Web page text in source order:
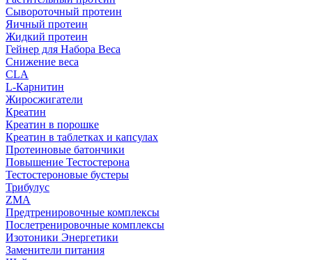
Сывороточный протеин
Яичный протеин
Жидкий протеин
Гейнер для Набора Веса
Снижение веса
CLA
L-Карнитин
Жиросжигатели
Креатин
Креатин в порошке
Креатин в таблетках и капсулах
Протеиновые батончики
Повышение Тестостерона
Тестостероновые бустеры
Трибулус
ZMA
Предтренировочные комплексы
Послетренировочные комплексы
Изотоники Энергетики
Заменители питания